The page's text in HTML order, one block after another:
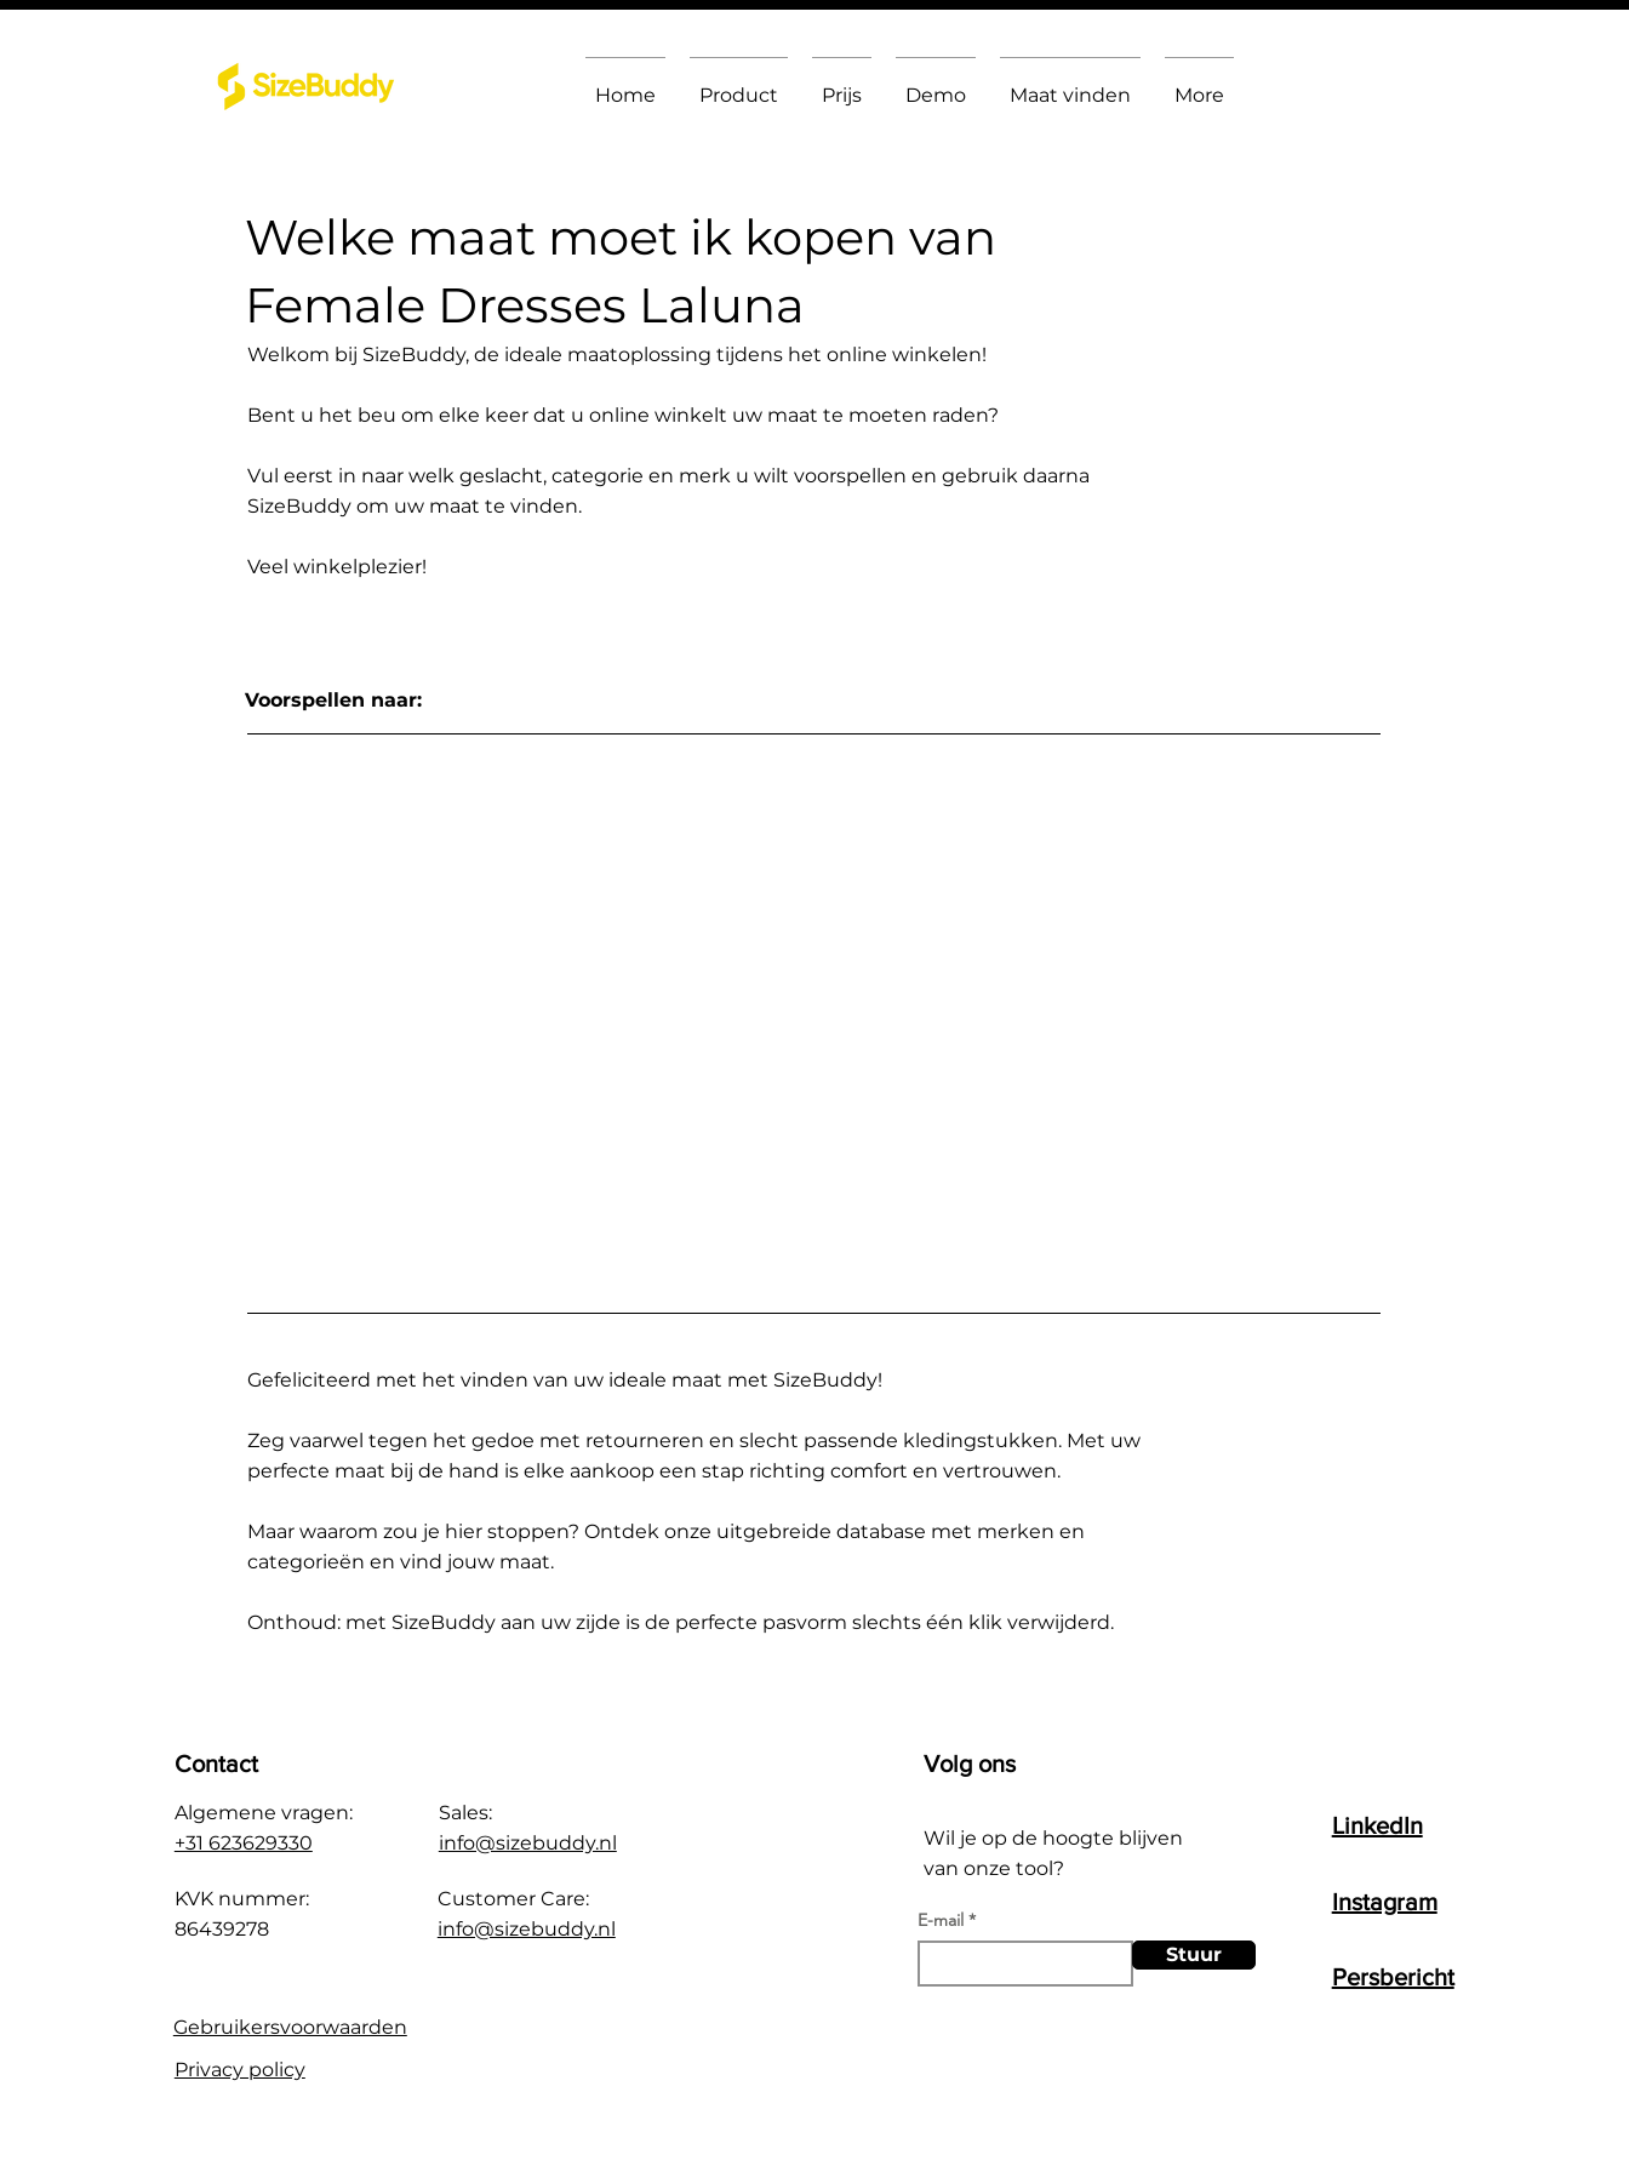
Home Product Prijs Demo Maat vinden More
Welke maat moet ik kopen van
Female Dresses Laluna
Welkom bij SizeBuddy, de ideale maatoplossing tijdens het online winkelen!
Bent u het beu om elke keer dat u online winkelt uw maat te moeten raden?
Vul eerst in naar welk geslacht, categorie en merk u wilt voorspellen en gebruik daarna
SizeBuddy om uw maat te vinden.
Veel winkelplezier!
Voorspellen naar:
Gefeliciteerd met het vinden van uw ideale maat met SizeBuddy!
Zeg vaarwel tegen het gedoe met retourneren en slecht passende kledingstukken. Met uw
perfecte maat bij de hand is elke aankoop een stap richting comfort en vertrouwen.
Maar waarom zou je hier stoppen? Ontdek onze uitgebreide database met merken en
categorieën en vind jouw maat.
Onthoud: met SizeBuddy aan uw zijde is de perfecte pasvorm slechts één klik verwijderd.
Contact
Algemene vragen:
+31 623629330
KVK nummer:
86439278
Sales:
info@sizebuddy.nl
Customer Care:
info@sizebuddy.nl
Gebruikersvoorwaarden
Privacy policy
Volg ons
Wil je op de hoogte blijven
van onze tool?
E-mail
Stuur
LinkedIn
Instagram
Persbericht